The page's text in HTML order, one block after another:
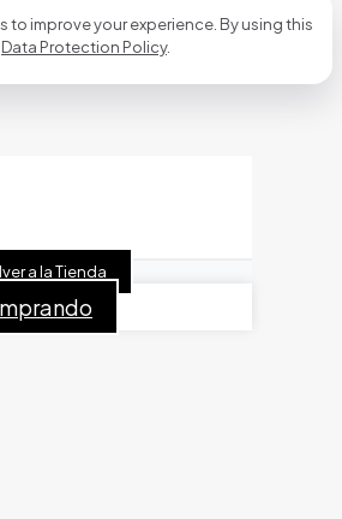
to improve your experience. By using this
Data Protection Policy.
a la Tienda